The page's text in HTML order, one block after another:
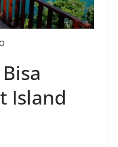
Island